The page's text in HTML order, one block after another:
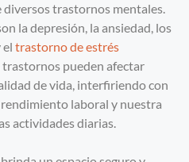
trastornos mentales.
la depresión, la ansiedad, los
trastorno de estrés
trastornos pueden afectar
de vida, interfiriendo con
laboral y nuestra
actividades diarias.